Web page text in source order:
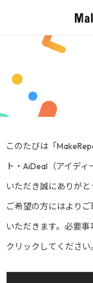
このたびは「
ト・AiDeal（アイデ
いただき誠にありがと
ご希望の方にはより
いただきます。必要
クリックしてください。